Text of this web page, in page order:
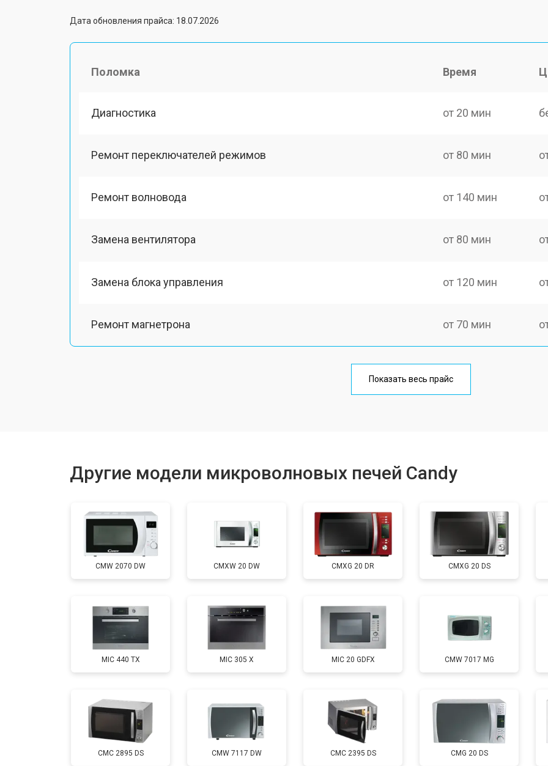
Дата обновления прайса: 18.07.2026
Поломка Время
Диагностика от 20 мин
Ремонт переключателей режимов от 80 мин
Ремонт волновода от 140 мин
Замена вентилятора от 80 мин
Замена блока управления от 120 мин
Ремонт магнетрона от 70 мин
от 100 мин
Замена таймера от 80 мин
Замена конденсатора от 70 мин
Ремонт платы управления (восстановление) от 120 мин
Замена лампочки от 50 мин
Показать весь прайс
Другие модели микроволновых печей Candy
CMW 2070 DW CMXW 20 DW CMXG 20 DR CMXG 20 DS
MIC 440 TX MIC 305 X MIC 20 GDFX CMW 7017 MG
CMC 2895 DS CMW 7117 DW CMC 2395 DS CMG 20 DS